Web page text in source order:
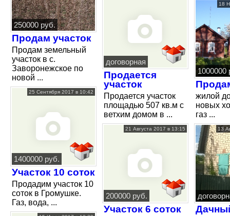
250000 руб.
Продам участок
Продам земельный
участок в с.
Заворонежское по
новой ...
25 Сентября 2017 в 10:42
1400000 руб.
Участок 10 соток
Продадим участок 10
соток в Громушке.
Газ, вода, ...
договорная
Продается
участок
Продается участок
площадью 507 кв.м с
ветхим домом в ...
21 Августа 2017 в 13:15
200000 руб.
Участок 6 соток
18
1000000
жилой
новых
газ ...
13